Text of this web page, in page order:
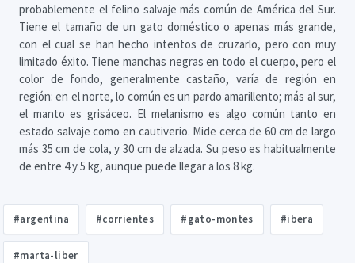
probablemente el felino salvaje más común de América del Sur.
Tiene el tamaño de un gato doméstico o apenas más grande,
con el cual se han hecho intentos de cruzarlo, pero con muy
limitado éxito. Tiene manchas negras en todo el cuerpo, pero el
color de fondo, generalmente castaño, varía de región en
región: en el norte, lo común es un pardo amarillento; más al sur,
el manto es grisáceo. El melanismo es algo común tanto en
estado salvaje como en cautiverio. Mide cerca de 60 cm de largo
más 35 cm de cola, y 30 cm de alzada. Su peso es habitualmente
de entre 4 y 5 kg, aunque puede llegar a los 8 kg.
#argentina #corrientes #gato-montes #ibera
#marta-liber